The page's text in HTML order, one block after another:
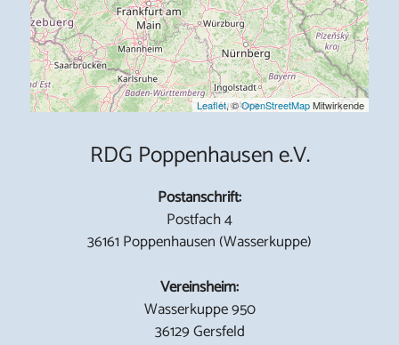
Leaflet, ©OpenStreetMapMitwirkende
RDG Poppenhausen e.V.
Postanschrift:
Postfach 4
36161 Poppenhausen (Wasserkuppe)
Vereinsheim:
Wasserkuppe 950
36129 Gersfeld